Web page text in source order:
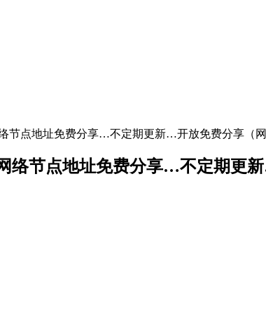
络节点地址免费分享…不定期更新…开放免费分享（
络节点地址免费分享…不定期更